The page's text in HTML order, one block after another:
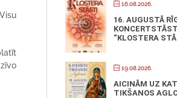
16.08.2026.
16. AUGUSTĀ
“KLOSTERA
19.08.2026.
AICINĀM UZ
TIKŠANOS